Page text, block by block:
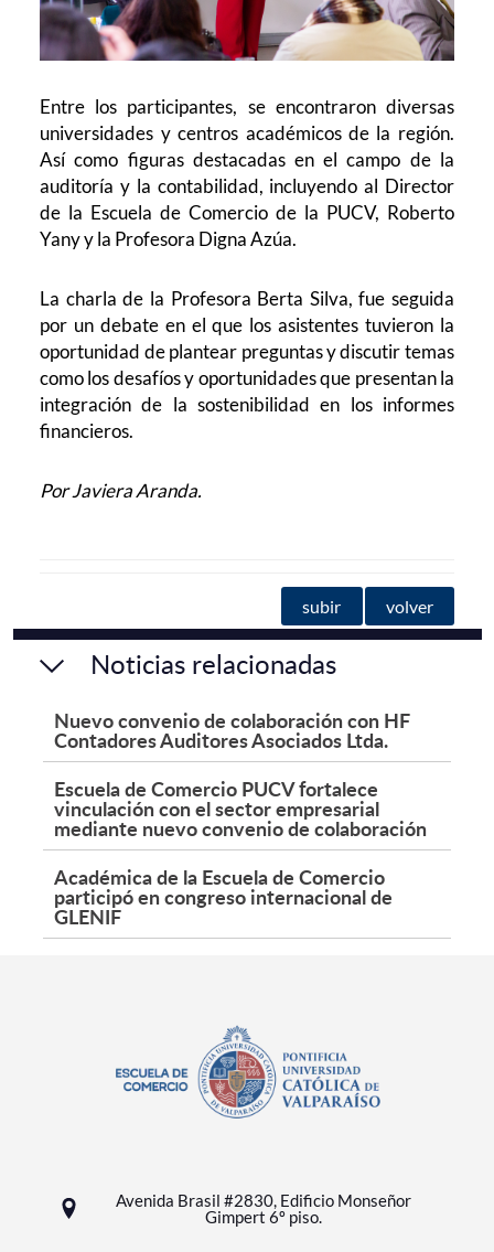
Entre los participantes, se encontraron diversas
universidades y centros académicos de la región.
Así como figuras destacadas en el campo de la
auditoría y la contabilidad, incluyendo al Director
de la Escuela de Comercio de la PUCV, Roberto
Yany y la Profesora Digna Azúa.
La charla de la Profesora Berta Silva, fue seguida
por un debate en el que los asistentes tuvieron la
oportunidad de plantear preguntas y discutir temas
como los desafíos y oportunidades que presentan la
integración de la sostenibilidad en los informes
financieros.
Por Javiera Aranda.
subir volver
Noticias relacionadas
Nuevo convenio de colaboración con HF
Contadores Auditores Asociados Ltda.
Escuela de Comercio PUCV fortalece
vinculación con el sector empresarial
mediante nuevo convenio de colaboración
Académica de la Escuela de Comercio
participó en congreso internacional de
GLENIF
Avenida Brasil #2830, Edificio Monseñor
Gimpert 6º piso.